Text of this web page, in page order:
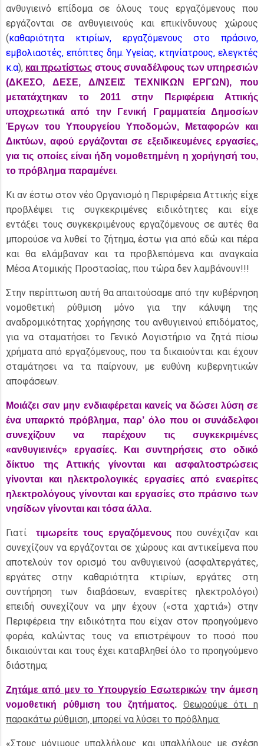
ανθυγιεινό επίδομα σε όλους τους εργαζόμενους που
εργάζονται σε ανθυγιεινούς και επικίνδυνους χώρους
(καθαριότητα κτιρίων, εργαζόμενους στο πράσινο,
εμβολιαστές, επόπτες δημ. Υγείας, κτηνίατρους, ελεγκτές
κ.α), και πρωτίστως στους συναδέλφους των υπηρεσιών
(ΔΚΕΣΟ, ΔΕΣΕ, Δ/ΝΣΕΙΣ ΤΕΧΝΙΚΩΝ ΕΡΓΩΝ), που
μετατάχτηκαν το 2011 στην Περιφέρεια Αττικής
υποχρεωτικά από την Γενική Γραμματεία Δημοσίων
Έργων του Υπουργείου Υποδομών, Μεταφορών και
Δικτύων, αφού εργάζονται σε εξειδικευμένες εργασίες,
για τις οποίες είναι ήδη νομοθετημένη η χορήγησή του,
το πρόβλημα παραμένει.
Κι αν έστω στον νέο Οργανισμό η Περιφέρεια Αττικής είχε
προβλέψει τις συγκεκριμένες ειδικότητες και είχε
εντάξει τους συγκεκριμένους εργαζόμενους σε αυτές θα
μπορούσε να λυθεί το ζήτημα, έστω για από εδώ και πέρα
και θα ελάμβαναν και τα προβλεπόμενα και αναγκαία
Μέσα Ατομικής Προστασίας, που τώρα δεν λαμβάνουν!!!
Στην περίπτωση αυτή θα απαιτούσαμε από την κυβέρνηση
νομοθετική ρύθμιση μόνο για την κάλυψη της
αναδρομικότητας χορήγησης του ανθυγιεινού επιδόματος,
για να σταματήσει το Γενικό Λογιστήριο να ζητά πίσω
χρήματα από εργαζόμενους, που τα δικαιούνται και έχουν
σταμάτησει να τα παίρνουν, με ευθύνη κυβερνητικών
αποφάσεων.
Μοιάζει σαν μην ενδιαφέρεται κανείς να δώσει λύση σε
ένα υπαρκτό πρόβλημα, παρ’ όλο που οι συνάδελφοι
συνεχίζουν να παρέχουν τις συγκεκριμένες
«ανθυγιεινές» εργασίες. Και συντηρήσεις στο οδικό
δίκτυο της Αττικής γίνονται και ασφαλτοστρώσεις
γίνονται και ηλεκτρολογικές εργασίες από εναερίτες
ηλεκτρολόγους γίνονται και εργασίες στο πράσινο των
νησίδων γίνονται και τόσα άλλα.
Γιατί τιμωρείτε τους εργαζόμενουςπου συνέχιζαν και
συνεχίζουν να εργάζονται σε χώρους και αντικείμενα που
αποτελούν τον ορισμό του ανθυγιεινού (ασφαλτεργάτες,
εργάτες στην καθαριότητα κτιρίων, εργάτες στη
συντήρηση των διαβάσεων, εναερίτες ηλεκτρολόγοι)
επειδή συνεχίζουν να μην έχουν («στα χαρτιά») στην
Περιφέρεια την ειδικότητα που είχαν στον προηγούμενο
φορέα, καλώντας τους να επιστρέψουν το ποσό που
δικαιούνται και τους έχει καταβληθεί όλο το προηγούμενο
διάστημα;
Ζητάμε από μεν το Υπουργείο Εσωτερικώντην άμεση
νομοθετική ρύθμιση του ζητήματος. Θεωρούμε ότι η
παρακάτω ρύθμιση, μπορεί να λύσει το πρόβλημα:
«Στους μόνιμους υπαλλήλους και υπαλλήλους με σχέση